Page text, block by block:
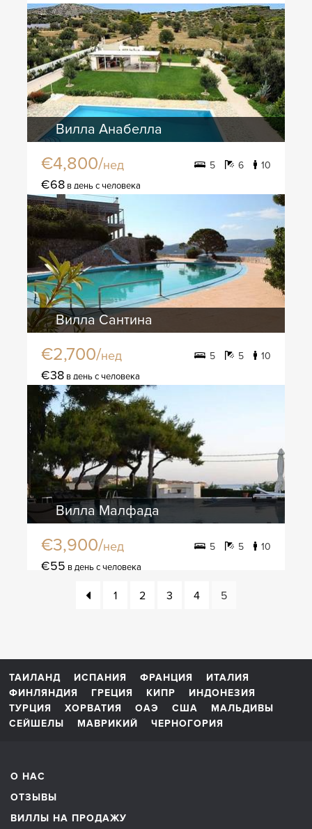
Вилла Анабелла
€4,800/нед 5 6 10
€68 в день с человека
Вилла Сантина
€2,700/нед 5 5 10
€38 в день с человека
Вилла Малфада
€3,900/нед 5 5 10
€55 в день с человека
1 2 3 4 5
ТАИЛАНД ИСПАНИЯ ФРАНЦИЯ
ИТАЛИЯ
ФИНЛЯНДИЯ
ГРЕЦИЯ КИПР
ИНДОНЕЗИЯ
ТУРЦИЯ
ХОРВАТИЯ ОАЭ США
МАЛЬДИВЫ
СЕЙШЕЛЫ
МАВРИКИЙ ЧЕРНОГОРИЯ
О НАС
ОТЗЫВЫ
ВИЛЛЫ НА ПРОДАЖУ